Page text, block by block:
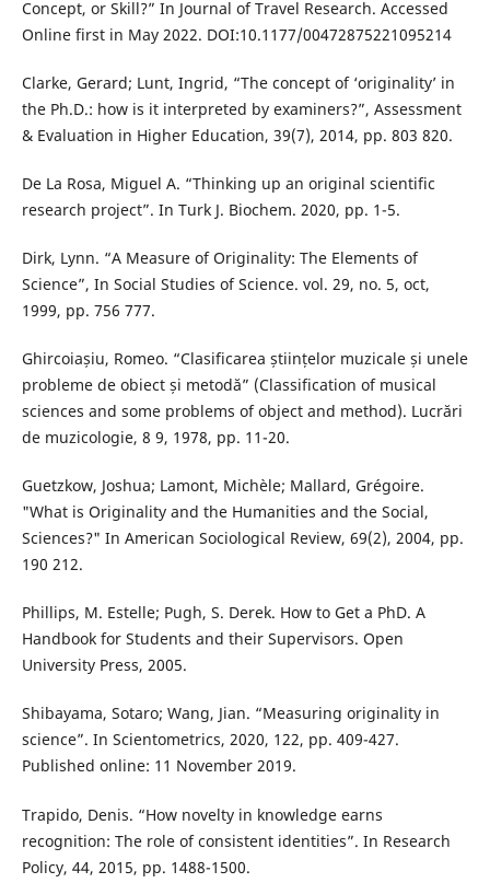
Concept, or Skill?” In Journal of Travel Research. Accessed
Online first in May 2022. DOI:10.1177/00472875221095214
Clarke, Gerard; Lunt, Ingrid, “The concept of ‘originality’ in
the Ph.D.: how is it interpreted by examiners?”, Assessment
& Evaluation in Higher Education, 39(7), 2014, pp. 803 820.
De La Rosa, Miguel A. “Thinking up an original scientific
research project”. In Turk J. Biochem. 2020, pp. 1-5.
Dirk, Lynn. “A Measure of Originality: The Elements of
Science”, In Social Studies of Science. vol. 29, no. 5, oct,
1999, pp. 756 777.
Ghircoiașiu, Romeo. “Clasificarea științelor muzicale și unele
probleme de obiect și metodă” (Classification of musical
sciences and some problems of object and method). Lucrări
de muzicologie, 8 9, 1978, pp. 11-20.
Guetzkow, Joshua; Lamont, Michèle; Mallard, Grégoire.
"What is Originality and the Humanities and the Social,
Sciences?" In American Sociological Review, 69(2), 2004, pp.
190 212.
Phillips, M. Estelle; Pugh, S. Derek. How to Get a PhD. A
Handbook for Students and their Supervisors. Open
University Press, 2005.
Shibayama, Sotaro; Wang, Jian. “Measuring originality in
science”. In Scientometrics, 2020, 122, pp. 409-427.
Published online: 11 November 2019.
Trapido, Denis. “How novelty in knowledge earns
recognition: The role of consistent identities”. In Research
Policy, 44, 2015, pp. 1488-1500.